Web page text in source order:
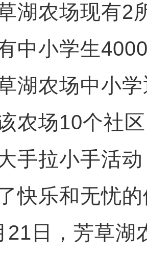
农场现有2
中小学生
湖农场中小
农场10个社
手拉小手活
快乐和无忧
日，芳草湖